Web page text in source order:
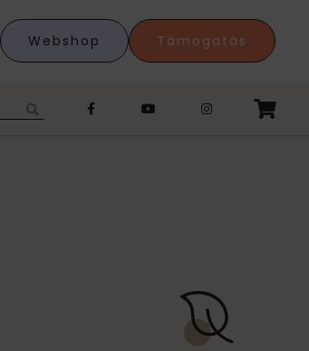
Webshop Támogatás